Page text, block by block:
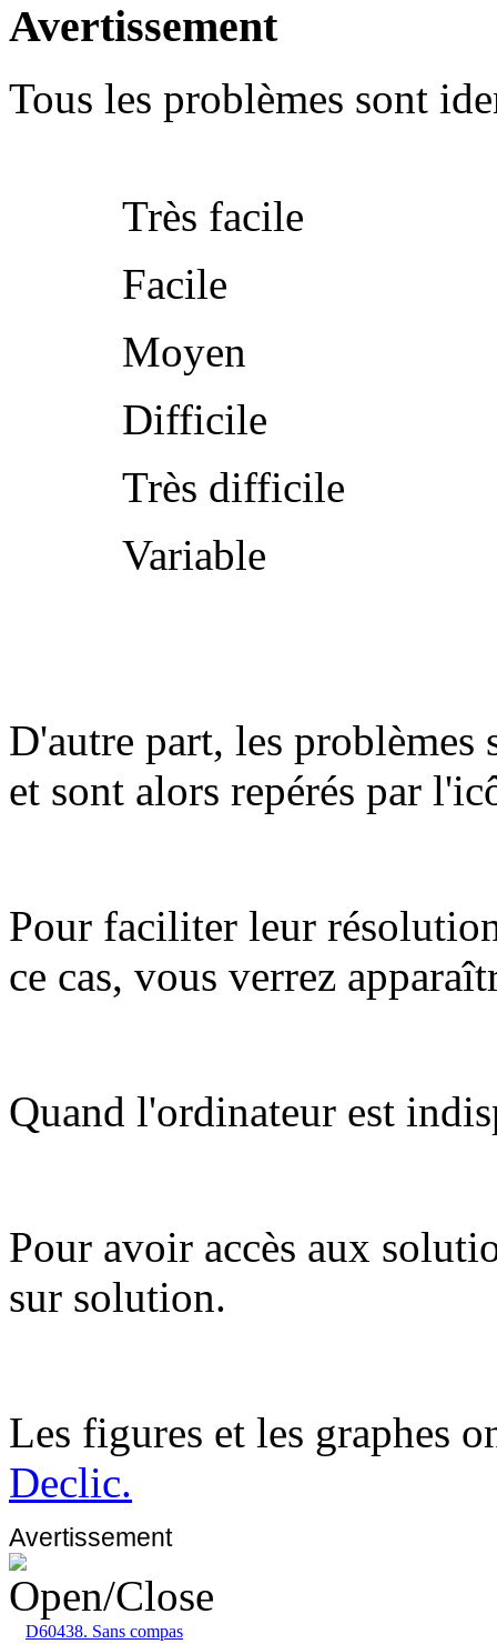
Avertissement
Tous les problèmes sont
Très facile
Facile
Moyen
Difficile
Très difficile
Variable
D'autre part, les problèmes
et sont alors repérés par
Pour faciliter leur
ce cas, vous verrez
Quand l'ordinateur est
Pour avoir accès aux
sur solution.
Les figures et les graphes
Declic.
Avertissement
D60438. Sans compas